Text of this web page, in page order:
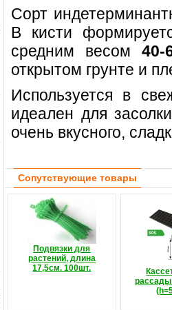
Сорт
В кисти
средним весом 40-
открытом грунте и
Используется в
идеален для
очень вкусного,
Сопутствующие товары
Подвязки для
растений, длина
17,5см. 100шт.
рассады